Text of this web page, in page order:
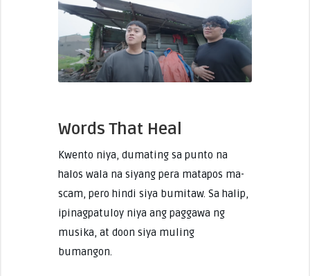
Words That Heal
Kwento niya, dumating sa punto na
halos wala na siyang pera matapos ma-
scam, pero hindi siya bumitaw. Sa halip,
ipinagpatuloy niya ang paggawa ng
musika, at doon siya muling
bumangon.